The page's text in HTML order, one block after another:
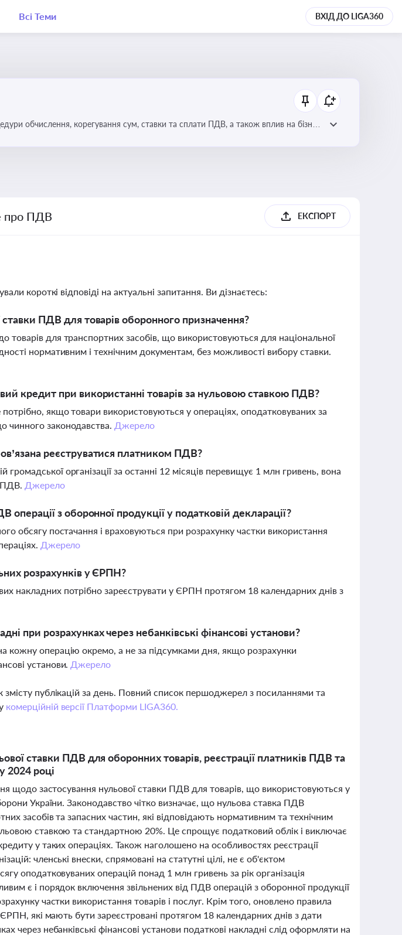
Всі Теми ВХІД ДО LIGA360
обчислення, корегування сум, ставки та сплати ПДВ, а також вплив на бізнес
про ПДВ ЕКСПОРТ
короткі відповіді на актуальні запитання. Ви дізнаєтесь:
ПДВ для товарів оборонного призначення?
товарів для транспортних засобів, що використовуються для національної
нормативним і технічним документам, без можливості вибору ставки.
кредит при використанні товарів за нульовою ставкою ПДВ?
якщо товари використовуються у операціях, оподатковуваних за
чинного законодавства. Джерело
реєструватися платником ПДВ?
організації за останні 12 місяців перевищує 1 млн гривень, вона
ПДВ. Джерело
операції з оборонної продукції у податковій декларації?
обсягу постачання і враховуються при розрахунку частки використання
Джерело
розрахунків у ЄРПН?
накладних потрібно зареєструвати у ЄРПН протягом 18 календарних днів з
при розрахунках через небанківські фінансові установи?
кожну операцію окремо, а не за підсумками дня, якщо розрахунки
установи. Джерело
публікацій за день. Повний список першоджерел з посиланнями та
комерційній версії Платформи LIGA360.
ставки ПДВ для оборонних товарів, реєстрації платників ПДВ та
2024 році
щодо застосування нульової ставки ПДВ для товарів, що використовуються у
України. Законодавство чітко визначає, що нульова ставка ПДВ
засобів та запасних частин, які відповідають нормативним та технічним
ставкою та стандартною 20%. Це спрощує податковий облік і виключає
у таких операціях. Також наголошено на особливостях реєстрації
членські внески, спрямовані на статутні цілі, не є об'єктом
оподатковуваних операцій понад 1 млн гривень за рік організація
є і порядок включення звільнених від ПДВ операцій з оборонної продукції
частки використання товарів і послуг. Крім того, оновлено правила
ЄРПН, які мають бути зареєстровані протягом 18 календарних днів з дати
через небанківські фінансові установи податкові накладні слід оформляти на